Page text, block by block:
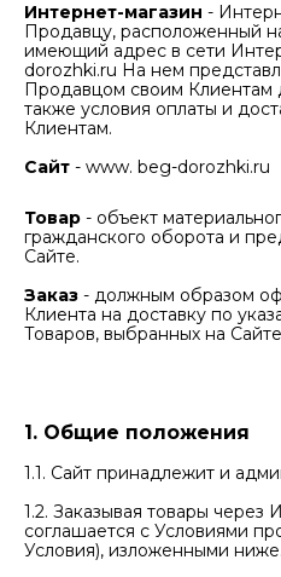
Интернет-магазин -
Продавцу, расположенный
имеющий адрес в сети
dorozhki.ru На нем
Продавцом своим Клиентам
также условия оплаты и
Клиентам.
Сайт - www. beg-dorozhki.ru
Товар - объект
гражданского оборота и
Сайте.
Заказ - должным образом
Клиента на доставку по
Товаров, выбранных на
1. Общие положения
1.1. Сайт принадлежит и
1.2. Заказывая товары через
соглашается с Условиями
Условия), изложенными ниже.